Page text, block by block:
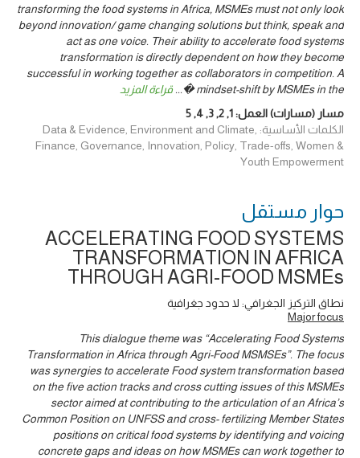
transforming the food systems in Africa, MSMEs must not only look
beyond innovation/ game changing solutions but think, speak and
act as one voice. Their ability to accelerate food systems
transformation is directly dependent on how they become
successful in working together as collaborators in competition. A
mindset-shift by MSMEs in the �
... قراءة المزيد
مسار (مسارات) العمل:1
,
2
,
3
,
4
,
5
الكلمات الأساسية: Data & Evidence, Environment and Climate,
Finance, Governance, Innovation, Policy, Trade-offs, Women &
Youth Empowerment
حوار ‎مستقل
ACCELERATING FOOD SYSTEMS
TRANSFORMATION IN AFRICA
THROUGH AGRI-FOOD MSMEs
نطاق التركيز الجغرافي: لا حدود جغرافية
Major focus
This dialogue theme was “Accelerating Food Systems
Transformation in Africa through Agri-Food MSMSEs”. The focus
was synergies to accelerate Food system transformation based
on the five action tracks and cross cutting issues of this MSMEs
sector aimed at contributing to the articulation of an Africa’s
Common Position on UNFSS and cross- fertilizing Member States
positions on critical food systems by identifying and voicing
concrete gaps and ideas on how MSMEs can work together to